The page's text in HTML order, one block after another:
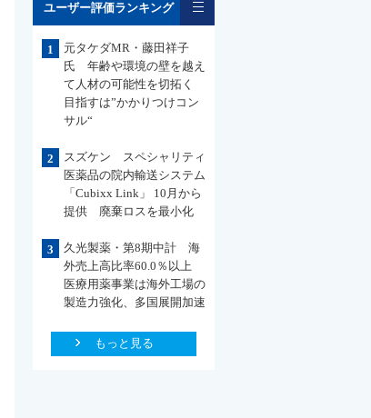
ユーザー評価ランキング
1
元タケダMR・藤田祥子
氏 年齢や環境の壁を越え
て人材の可能性を切拓く
目指すは”かかりつけコン
サル“
2
スズケン スペシャリティ
医薬品の院内輸送システム
「Cubixx Link」 10月から
提供 廃棄ロスを最小化
3
久光製薬・第8期中計 海
外売上高比率60.0％以上
医療用薬事業は海外工場の
製造力強化、多国展開加速
もっと見る